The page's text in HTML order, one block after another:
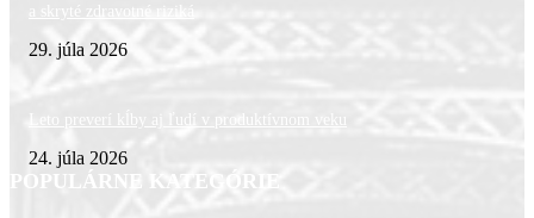
a skryté zdravotné riziká
29. júla 2026
Leto preverí kĺby aj ľudí v produktívnom veku
24. júla 2026
POPULÁRNE KATEGÓRIE